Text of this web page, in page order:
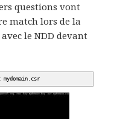
questions vont
match lors de la
le NDD devant
mydomain.csr